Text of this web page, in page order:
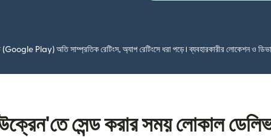
Play) অতি সাম্প্রতিক রেটিংস, অ্যাপ রেটিংসে ধরা পড়ে। ব্যবহারকারীর লোকেশন ও
সেন্ড করার সময় লোকাল